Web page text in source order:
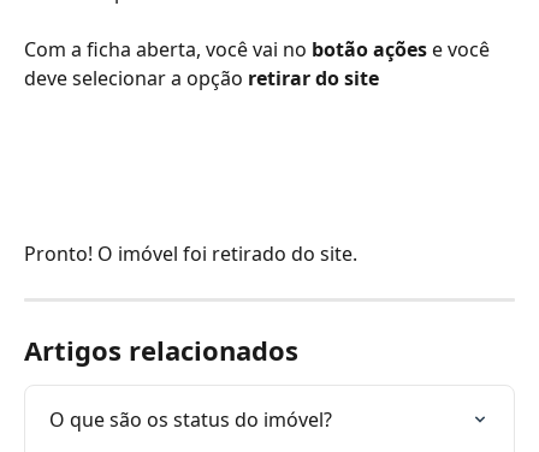
Com a ficha aberta, você vai no botão ações e você
deve selecionar a opção retirar do site
Pronto! O imóvel foi retirado do site.
Artigos relacionados
O que são os status do imóvel?